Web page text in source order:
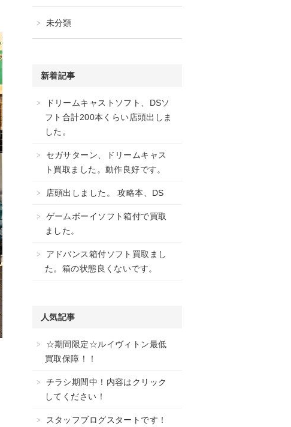
未分類
新着記事
ドリームキャストソフト、DSソ
フト合計200本くらい店頭出しま
した。
セガサターン、ドリームキャス
ト買取ました。動作良好です。
店頭出しました。 攻略本、DS
ゲームボーイソフト箱付で買取
ました。
アドバンス箱付ソフト買取まし
た。箱の状態良くないです。
人気記事
☆期間限定☆ルイヴィトン最低
買取保障！！
チラシ期間中！内容はクリック
してください！
スタッフブログスタートです！